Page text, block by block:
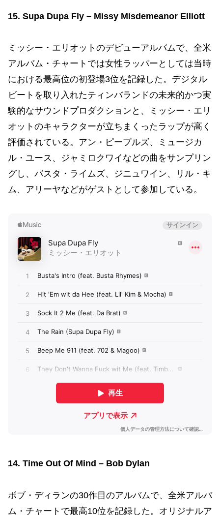
15. Supa Dupa Fly – Missy Misdemeanor Elliott
ミッシー・エリオットのデビューアルバムで、全米
アルバム・チャートでは女性ラッパーとしては当時
における最高位の初登場3位を記録した。デジタル
ビートを取り入れたティンバランドの未来的かつ実
験的なサウンドプロダクションと、ミッシー・エリ
オットのキャラクターが立ちまくったラップが高く
評価されている。アン・ピープルズ、ミュージカ
ル・ユース、ジャミロクワイなどの曲をサンプリン
グし、バスタ・ライムズ、ジニュワイン、リル・キ
ム、アリーヤなどがゲストとして参加している。
14. Time Out Of Mind – Bob Dylan
ボブ・ディランの30作目のアルバムで、全米アルバ
ム・チャートで最高10位を記録した。オリジナルア